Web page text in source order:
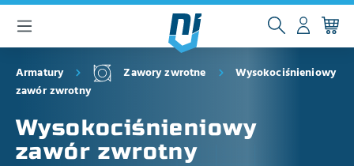
zawartości
Armatury Zawory zwrotne
Wysokociśnieniowy
zawór zwrotny
Wysokociśnieniowy
zawór zwrotny